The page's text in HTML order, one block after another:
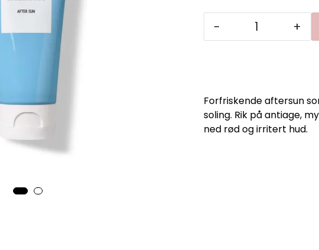
- +
Forfriskende aftersun
soling. Rik på antiage,
ned rød og irritert hud.